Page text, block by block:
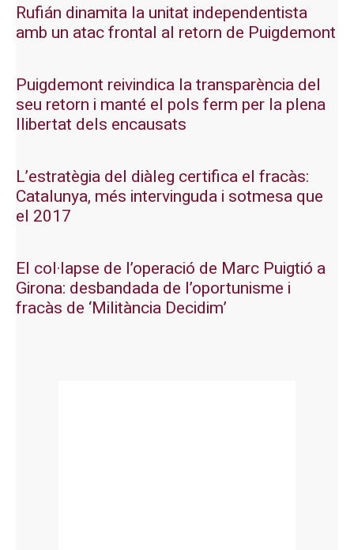
Rufián dinamita la unitat independentista
amb un atac frontal al retorn de Puigdemont
Puigdemont reivindica la transparència del
seu retorn i manté el pols ferm per la plena
llibertat dels encausats
L’estratègia del diàleg certifica el fracàs:
Catalunya, més intervinguda i sotmesa que
el 2017
El col·lapse de l’operació de Marc Puigtió a
Girona: desbandada de l’oportunisme i
fracàs de ‘Militància Decidim’